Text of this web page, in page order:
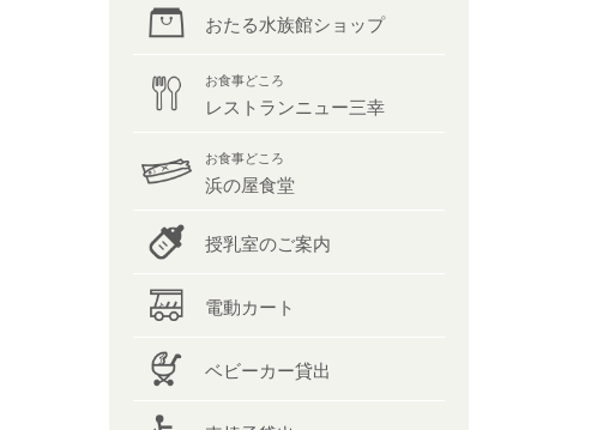
おたる水族館ショップ
お食事どころ
レストランニュー三幸
お食事どころ
浜の屋食堂
授乳室のご案内
電動カート
ベビーカー貸出